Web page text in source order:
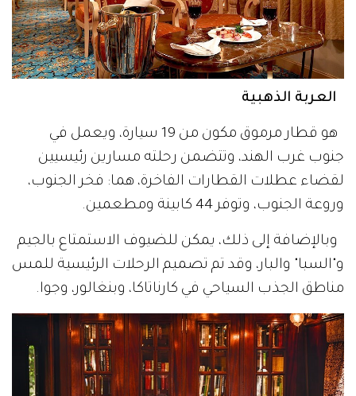
العربة الذهبية
هو قطار مرموق مكون من 19 سيارة، ويعمل في
جنوب غرب الهند، وتتضمن رحلته مسارين رئيسيين
لقضاء عطلات القطارات الفاخرة، هما: فخر الجنوب،
وروعة الجنوب، وتوفر 44 كابينة ومطعمين.
وبالإضافة إلى ذلك، يمكن للضيوف الاستمتاع بالجيم
و"السبا" والبار، وقد تم تصميم الرحلات الرئيسية للمس
مناطق الجذب السياحي في كارناتاكا، وبنغالور، وجوا.